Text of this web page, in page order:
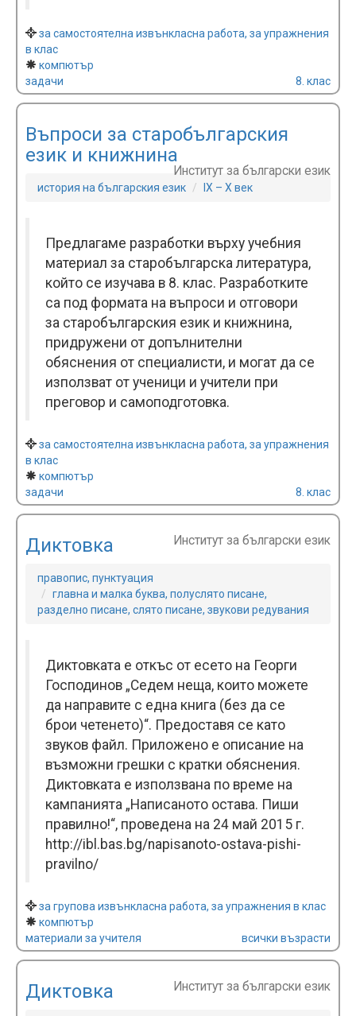
за самостоятелна извънкласна работа, за упражнения
в клас
компютър
задачи
8. клас
Въпроси за старобългарския
език и книжнина
Институт за български език
история на българския език IX – X век
Предлагаме разработки върху учебния
материал за старобългарска литература,
който се изучава в 8. клас. Разработките
са под формата на въпроси и отговори
за старобългарския език и книжнина,
придружени от допълнителни
обяснения от специалисти, и могат да се
използват от ученици и учители при
преговор и самоподготовка.
за самостоятелна извънкласна работа, за упражнения
в клас
компютър
задачи
8. клас
Диктовка Институт за български език
правопис, пунктуация
главна и малка буква, полуслято писане,
разделно писане, слято писане, звукови редувания
Диктовката е откъс от есето на Георги
Господинов „Седем неща, които можете
да направите с една книга (без да се
брои четенето)“. Предоставя се като
звуков файл. Прилoжено e описание на
възможни грешки с кратки обяснения.
Диктовката е използвана по време на
кампанията „Написаното остава. Пиши
правилно!“, проведена на 24 май 2015 г.
http://ibl.bas.bg/napisanoto-ostava-pishi-
pravilno/
за групова извънкласна работа, за упражнения в клас
компютър
материали за учителя
всички възрасти
Диктовка Институт за български език